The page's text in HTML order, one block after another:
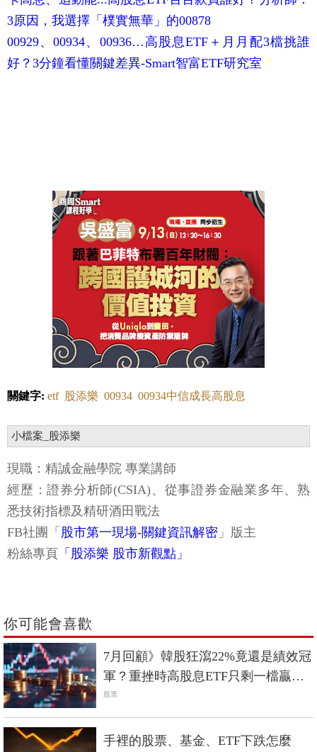
3原因，我選擇「樸實無華」的00878
00929、00934、00936…高股息ETF＋月月配3檔挑誰
好？3分鐘看懂關鍵差異-Smart智富ETF研究室
關鍵字: etf 股添樂 00934 00934中信成長高股息
小檔案_股添樂
現職：精誠金融學院 專業講師
經歷：證券分析師(CSIA)、從事證券金融業多年、熟
悉技術指標及精研酒田戰法
FB社團
「 股市第一現場-關鍵資訊解密 」 版主
粉絲專頁 「股添樂 股市新觀點」
你可能會喜歡
7月回顧》韓股狂瀉22%竟還是績效冠
軍？重挫時高股息ETF只剩一檔贏過
0050
股票
手裡的股票、基金、ETF下跌怎麼